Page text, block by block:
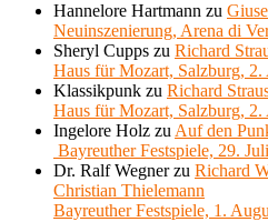
Hannelore Hartmann zu
Neuinszenierung, Arena di
Sheryl Cupps zu Richard
Haus für Mozart, Salzburg, 2.
Klassikpunk zu Richard
Haus für Mozart, Salzburg, 2.
Ingelore Holz zu Auf den
Bayreuther Festspiele, 29.
Dr. Ralf Wegnerzu Richard
Christian Thielemann
Bayreuther Festspiele, 1.